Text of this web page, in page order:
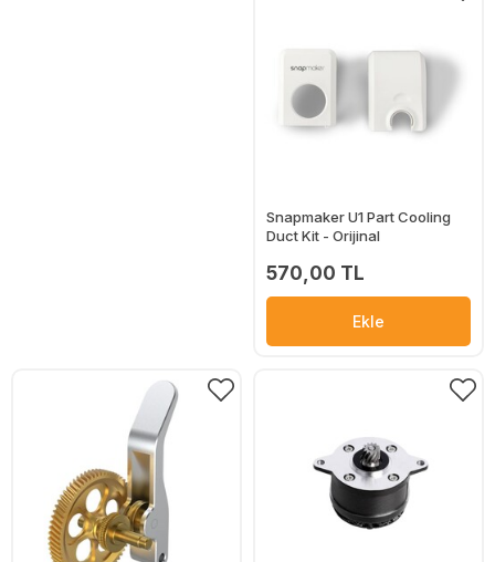
Snapmaker U1 Part Cooling
Duct Kit - Orijinal
570,00 TL
Ekle